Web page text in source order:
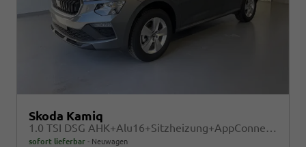
Skoda Kamiq
1.0 TSI DSG AHK+Alu16+Sitzheizung+AppConnect+GV5+LED+Nebel+Klima
sofort lieferbar Neuwagen